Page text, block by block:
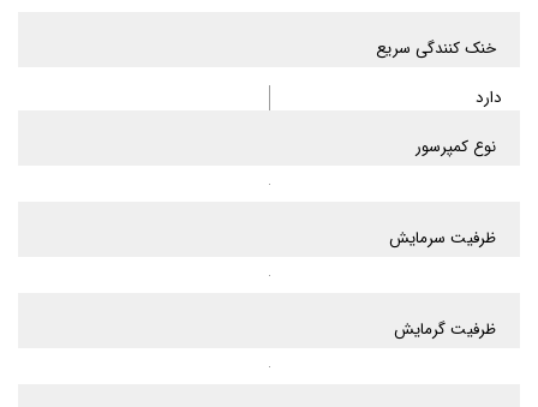
خنک کنندگی سریع
دارد
نوع کمپرسور
ظرفیت سرمایش
ظرفیت گرمایش